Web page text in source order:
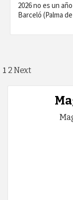
2026 no es un
Barceló (Palma de
Paginación
de
entradas
1 2 Next